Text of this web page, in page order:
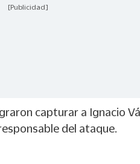
[Publicidad]
capturar a Ignacio
del ataque.